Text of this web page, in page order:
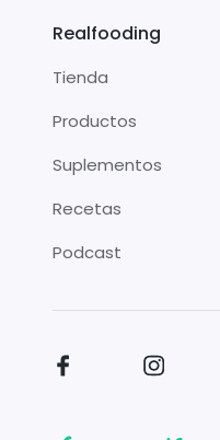
Realfooding
Tienda
Productos
Suplementos
Recetas
Podcast